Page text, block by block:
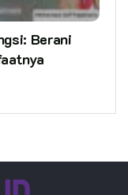
Berani